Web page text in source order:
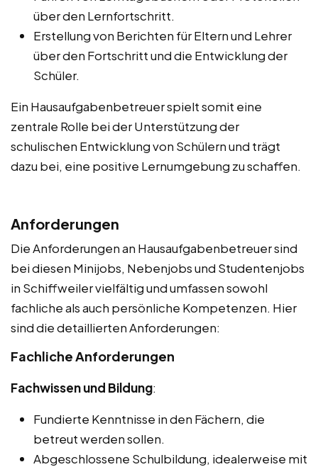
über den Lernfortschritt.
Erstellung von Berichten für Eltern und Lehrer
über den Fortschritt und die Entwicklung der
Schüler.
Ein Hausaufgabenbetreuer spielt somit eine
zentrale Rolle bei der Unterstützung der
schulischen Entwicklung von Schülern und trägt
dazu bei, eine positive Lernumgebung zu schaffen.
Anforderungen
Die Anforderungen an Hausaufgabenbetreuer sind
bei diesen Minijobs, Nebenjobs und Studentenjobs
in Schiffweiler vielfältig und umfassen sowohl
fachliche als auch persönliche Kompetenzen. Hier
sind die detaillierten Anforderungen:
Fachliche Anforderungen
Fachwissen und Bildung:
Fundierte Kenntnisse in den Fächern, die
betreut werden sollen.
Abgeschlossene Schulbildung, idealerweise mit